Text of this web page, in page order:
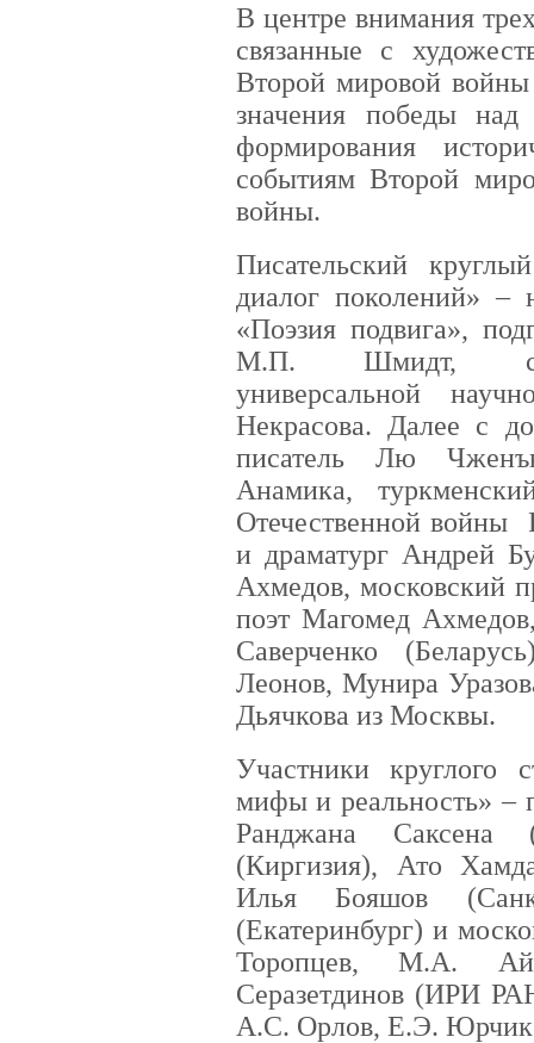
В центре внимания
связанные с
Второй мировой
значения победы
формирования
событиям Второй
войны.
Писательский
диалог поколений» –
«Поэзия подвига»,
М.П. Шмидт,
универсальной
Некрасова. Далее с
писатель Лю
Анамика,
Отечественной войны
и драматург Андрей
Ахмедов, московский
поэт Магомед
Саверченко
Леонов, Мунира
Дьячкова из Москвы.
Участники круглого
мифы и реальность» –
Ранджана Саксена
(Киргизия), Ато
Илья Бояшов
(Екатеринбург) и
Торопцев, М.А.
Серазетдинов (ИРИ
А.С. Орлов, Е.Э.